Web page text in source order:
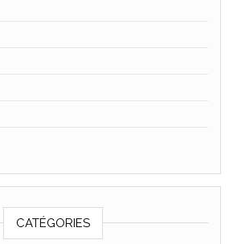
CATÉGORIES